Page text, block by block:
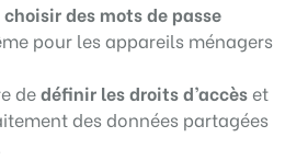
choisir des mots de passe
pour les appareils ménagers
dedéfinir les droits d’accès et
des données partagées